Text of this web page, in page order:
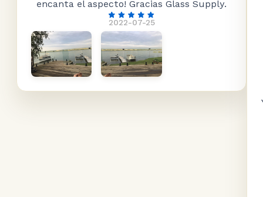
2022-07-25
encanta el aspecto! Gracias Glass Supply.